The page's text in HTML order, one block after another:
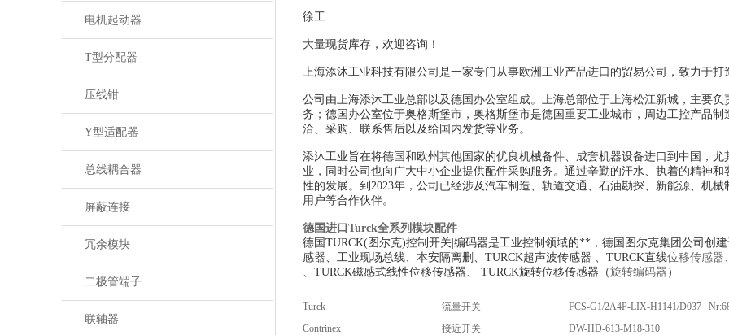
电机起动器
T型分配器
压线钳
Y型适配器
总线耦合器
屏蔽连接
冗余模块
二极管端子
联轴器
徐工
大量现货库存，欢迎咨询！
上海添沐工业科技有限公司是一家专门从事欧洲工业产品进口的贸易公司，致力于打
公司由上海添沐工业总部以及德国办公室组成。上海总部位于上海松江新城，主要
务；德国办公室位于奥格斯堡市，奥格斯堡市是德国重要工业城市，周边工控产品
洽、采购、联系售后以及给国内发货等业务。
添沐工业旨在将德国和欧州其他国家的优良机械备件、成套机器设备进口到中国，
业，同时公司也向广大中小企业提供配件采购服务。通过辛勤的汗水、执着的精神
性的发展。到2023年，公司已经涉及汽车制造、轨道交通、石油勘探、新能源、机
用户等合作伙伴。
德国进口Turck全系列模块配件
德国TURCK(图尔克)控制开关|编码器是工业控制领域的**，德国图尔克集团公司创
感器、工业现场总线、本安隔离删、TURCK超声波传感器 、TURCK直线位移传感器
、TURCK磁感式线性位移传感器、 TURCK旋转位移传感器（旋转编码器 ）
Turck 流量开关
FCS-G1/2A4P-LIX-H1141/D037
Contrinex
接近开关
DW-HD-613-M18-310